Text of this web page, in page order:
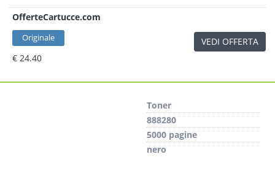
OfferteCartucce.com
Originale
€ 24.40
VEDI OFFERTA
Toner
888280
5000 pagine
nero